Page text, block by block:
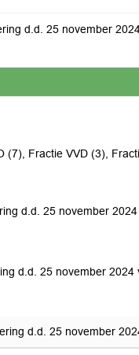
d.d. 25 november
(7), Fractie VVD (3),
d.d. 25 november 2024
d.d. 25 november 2024
d.d. 25 november